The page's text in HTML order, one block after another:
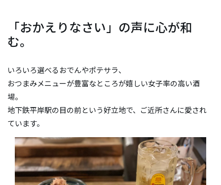
「おかえりなさい」の声に心が和
む。
いろいろ選べるおでんやポテサラ、
おつまみメニューが豊富なところが嬉しい女子率の高い酒
場。
地下鉄平岸駅の目の前という好立地で、ご近所さんに愛され
ています。